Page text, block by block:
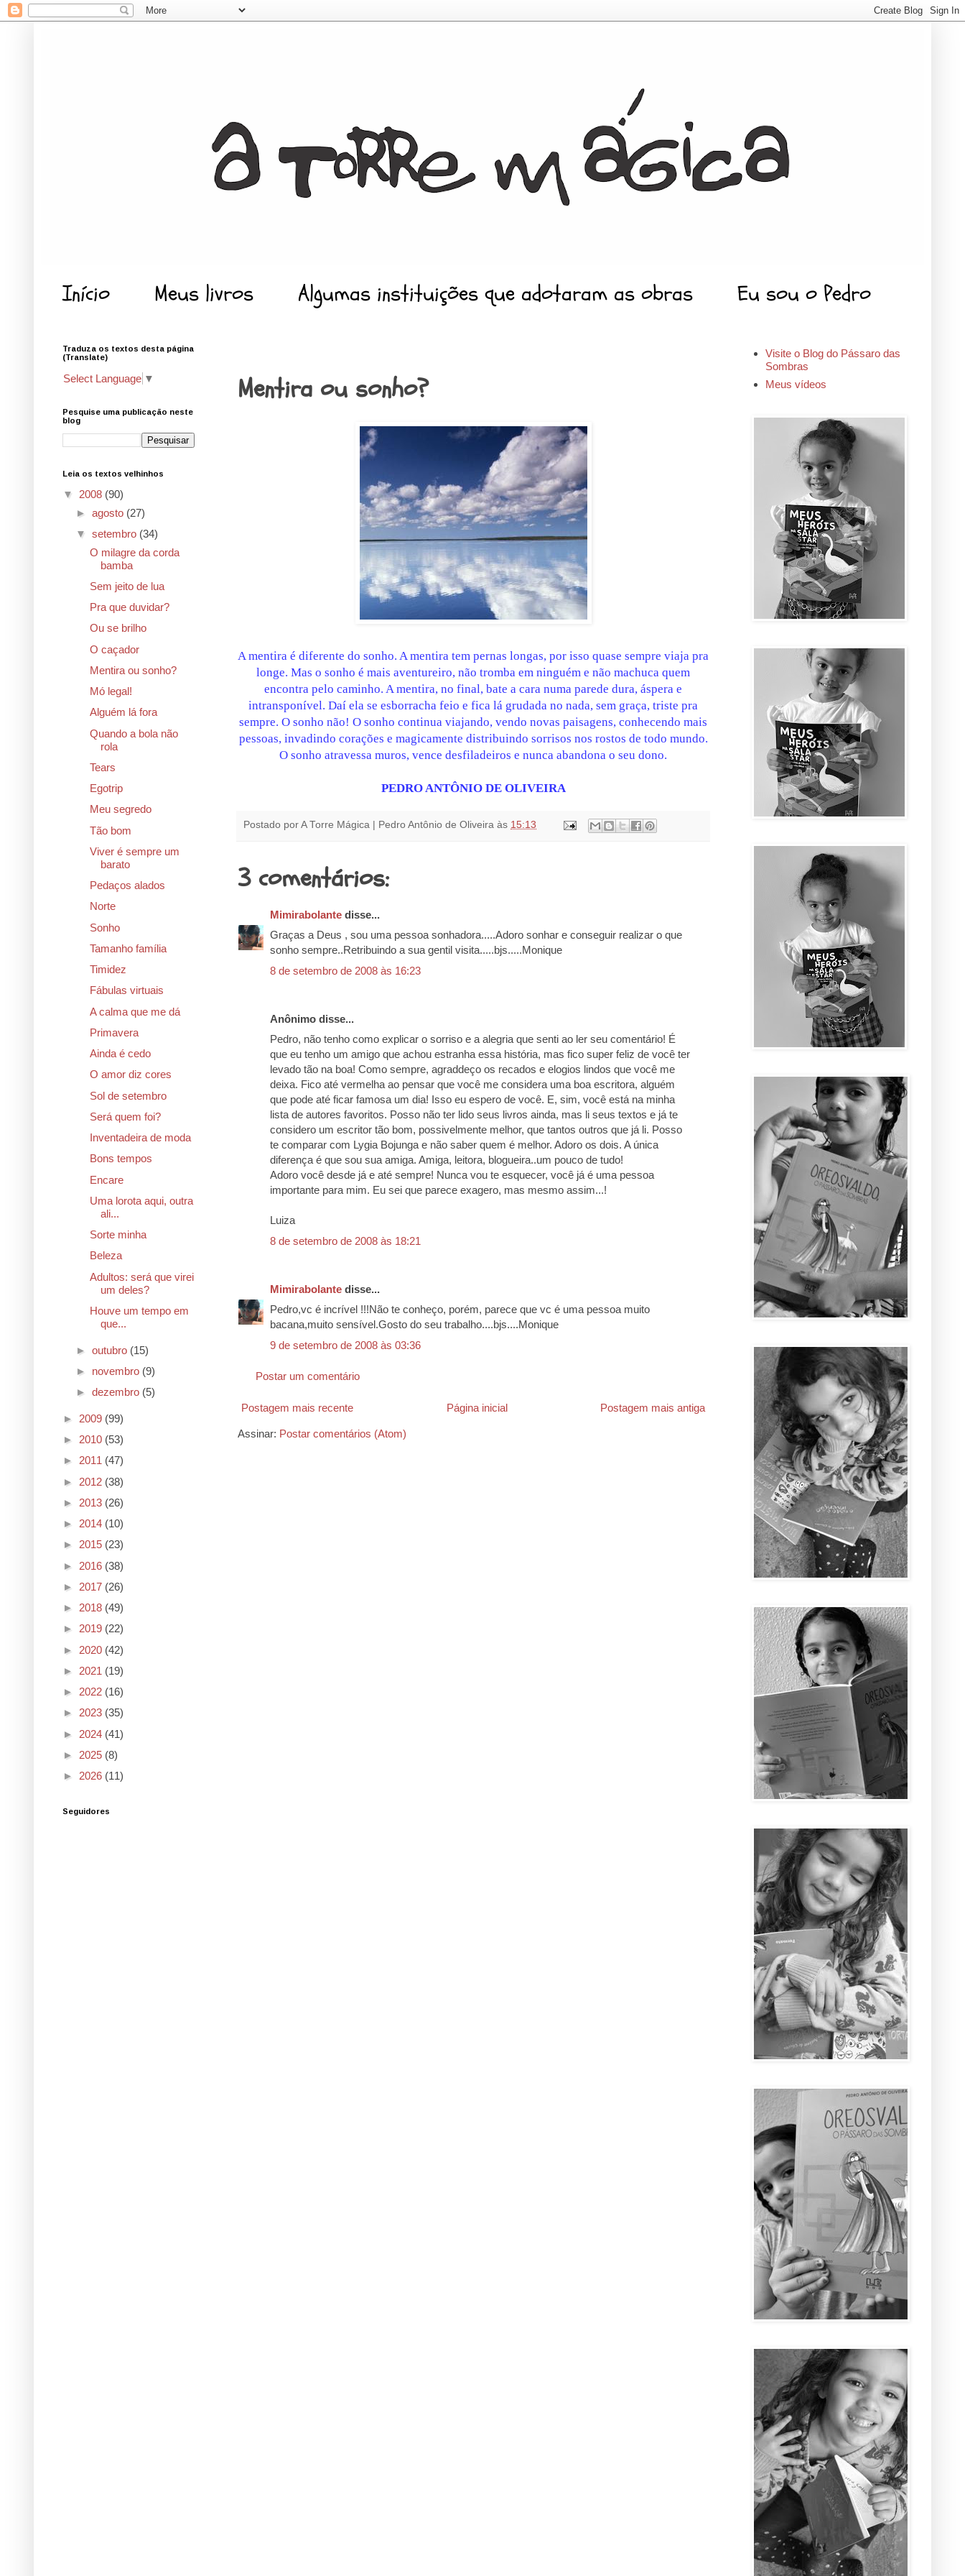
Início Meus livros Algumas instituições que adotaram as obras Eu sou o Pedro
Mentira ou sonho?
A mentira é diferente do sonho. A mentira tem pernas longas, por isso quase sempre viaja pra
longe. Mas o sonho é mais aventureiro, não tromba em ninguém e não machuca quem
encontra pelo caminho. A mentira, no final, bate a cara numa parede dura, áspera e
intransponível. Daí ela se esborracha feio e fica lá grudada no nada, sem graça, triste pra
sempre. O sonho não! O sonho continua viajando, vendo novas paisagens, conhecendo mais
pessoas, invadindo corações e magicamente distribuindo sorrisos nos rostos de todo mundo.
O sonho atravessa muros, vence desfiladeiros e nunca abandona o seu dono.
PEDRO ANTÔNIO DE OLIVEIRA
Postado por A Torre Mágica | Pedro Antônio de Oliveira às 15:13
3 comentários:
Mimirabolante disse...
Graças a Deus , sou uma pessoa sonhadora.....Adoro sonhar e conseguir realizar o que
sonho sempre..Retribuindo a sua gentil visita.....bjs.....Monique
8 de setembro de 2008 às 16:23
Anônimo disse...
Pedro, não tenho como explicar o sorriso e a alegria que senti ao ler seu comentário! É
que eu tenho um amigo que achou estranha essa história, mas fico super feliz de você ter
levado tão na boa! Como sempre, agraddeço os recados e elogios lindos que você me
deixa. Fico até vermelha ao pensar que você me considera uma boa escritora, alguém
que pode até ficar famosa um dia! Isso eu espero de você. E, sim, você está na minha
lista de autores favoritos. Posso não ter lido seus livros ainda, mas li seus textos e já te
considero um escritor tão bom, possivelmente melhor, que tantos outros que já li. Posso
te comparar com Lygia Bojunga e não saber quem é melhor. Adoro os dois. A única
diferença é que sou sua amiga. Amiga, leitora, blogueira..um pouco de tudo!
Adoro você desde já e até sempre! Nunca vou te esquecer, você já é uma pessoa
importante para mim. Eu sei que parece exagero, mas mesmo assim...!
Luiza
8 de setembro de 2008 às 18:21
Mimirabolante disse...
Pedro,vc é incrível !!!Não te conheço, porém, parece que vc é uma pessoa muito
bacana,muito sensível.Gosto do seu trabalho....bjs....Monique
9 de setembro de 2008 às 03:36
Postar um comentário
Postagem mais recente Postagem mais antiga
Página inicial
Assinar: Postar comentários (Atom)
Traduza os textos desta página
(Translate)
Select Language ▼
Pesquise uma publicação neste
blog
Leia os textos velhinhos
▼ 2008 (90)
► agosto (27)
▼ setembro (34)
O milagre da corda
bamba
Sem jeito de lua
Pra que duvidar?
Ou se brilho
O caçador
Mentira ou sonho?
Mó legal!
Alguém lá fora
Quando a bola não
rola
Tears
Egotrip
Meu segredo
Tão bom
Viver é sempre um
barato
Pedaços alados
Norte
Sonho
Tamanho família
Timidez
Fábulas virtuais
A calma que me dá
Primavera
Ainda é cedo
O amor diz cores
Sol de setembro
Será quem foi?
Inventadeira de moda
Bons tempos
Encare
Uma lorota aqui, outra
ali...
Sorte minha
Beleza
Adultos: será que virei
um deles?
Houve um tempo em
que...
► outubro (15)
► novembro (9)
► dezembro (5)
► 2009 (99)
► 2010 (53)
► 2011 (47)
► 2012 (38)
► 2013 (26)
► 2014 (10)
► 2015 (23)
► 2016 (38)
► 2017 (26)
► 2018 (49)
► 2019 (22)
► 2020 (42)
► 2021 (19)
► 2022 (16)
► 2023 (35)
► 2024 (41)
► 2025 (8)
► 2026 (11)
Seguidores
Visite o Blog do Pássaro das
Sombras
Meus vídeos